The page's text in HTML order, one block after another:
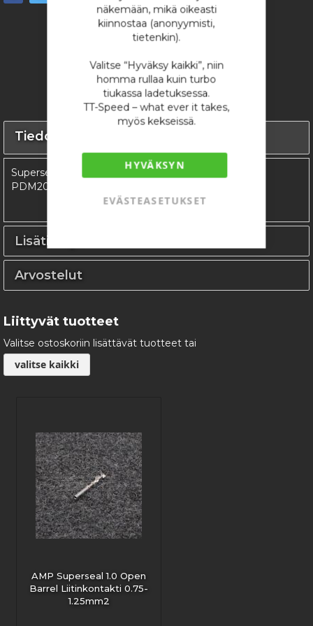
näkemään, mikä oikeasti
kiinnostaa (anonyymisti,
tietenkin).
Valitse “Hyväksy kaikki”, niin
homma rullaa kuin turbo
tiukassa ladetuksessa.
TT-Speed – what ever it takes,
myös kekseissä.
HYVÄKSYN
EVÄSTEASETUKSET
Tiedot
Superseal 1.0 tyylinen liitinsarja, sopii mm. MaxxECU
PDM20 ja moniin muihin. Sisältää liitinkontaktit.
Lisätietoja
Arvostelut
Liittyvät tuotteet
Valitse ostoskoriin lisättävät tuotteet tai
valitse kaikki
AMP Superseal 1.0 Open
Barrel Liitinkontakti 0.75-
1.25mm2